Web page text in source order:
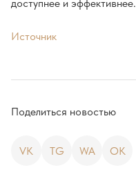
доступнее и эффективнее.
Источник
Поделиться новостью
VK TG WA OK